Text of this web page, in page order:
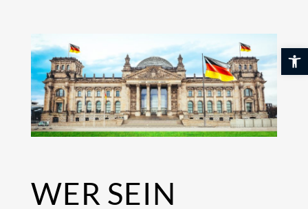
WER SEIN